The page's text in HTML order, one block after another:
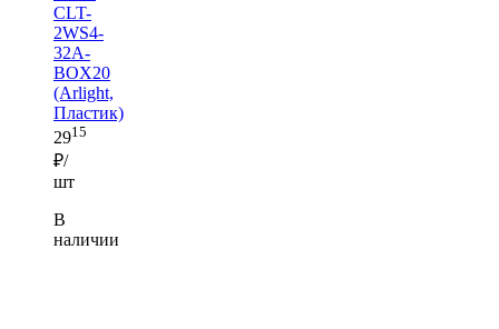
CLT-
2WS4-
32A-
BOX20
(Arlight,
Пластик)
2915
₽/
шт
В
наличии